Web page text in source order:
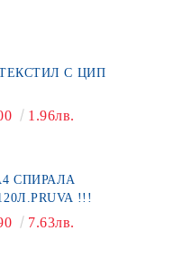
1.96лв.
СПИРАЛА
МЕТЕКСАН 120Л.PRUVA !!!
7.63лв.